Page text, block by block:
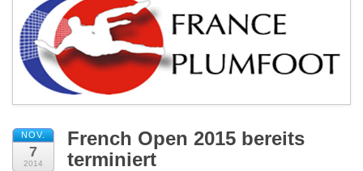
Kontakt
Links
Impressum
NOV.
7
2014
French Open 2015 bereits
terminiert